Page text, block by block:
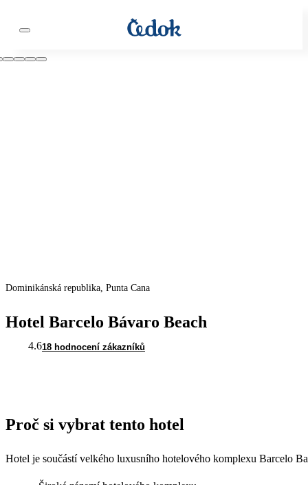
Dominikánská republika, Punta Cana
Hotel Barcelo Bávaro Beach
4.618 hodnocení zákazníků
Proč si vybrat tento hotel
Hotel je součástí velkého luxusního hotelového komplexu Barcelo